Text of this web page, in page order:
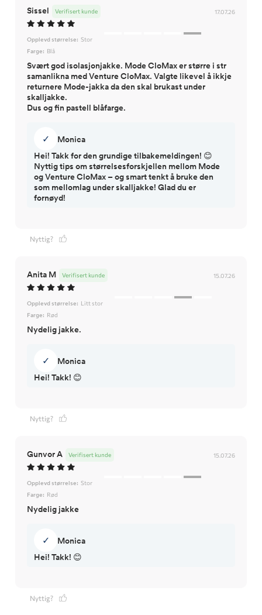
Sissel 17.07.26
Verifisert kunde
Opplevd størrelse: Stor
Farge: Blå
Svært god isolasjonjakke. Mode CloMax er større i str
samanlikna med Venture CloMax. Valgte likevel å ikkje
returnere Mode-jakka da den skal brukast under
skalljakke.
Dus og fin pastell blåfarge.
✓
Monica
Hei! Takk for den grundige tilbakemeldingen! 😊
Nyttig tips om størrelsesforskjellen mellom Mode
og Venture CloMax – og smart tenkt å bruke den
som mellomlag under skalljakke! Glad du er
fornøyd!
Nyttig?
Anita M 15.07.26
Verifisert kunde
Opplevd størrelse: Litt stor
Farge: Rød
Nydelig jakke.
✓
Monica
Hei! Takk! 😊
Nyttig?
Gunvor A 15.07.26
Verifisert kunde
Opplevd størrelse: Stor
Farge: Rød
Nydelig jakke
✓
Monica
Hei! Takk! 😊
Nyttig?